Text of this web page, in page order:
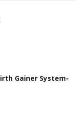
Gainer System-